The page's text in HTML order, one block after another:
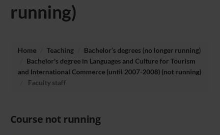
running)
Home Teaching
Bachelor’s degrees (no longer running)
Bachelor's degree in Languages and Culture for Tourism
and International Commerce (until 2007-2008) (not running)
Faculty staff
Course not running